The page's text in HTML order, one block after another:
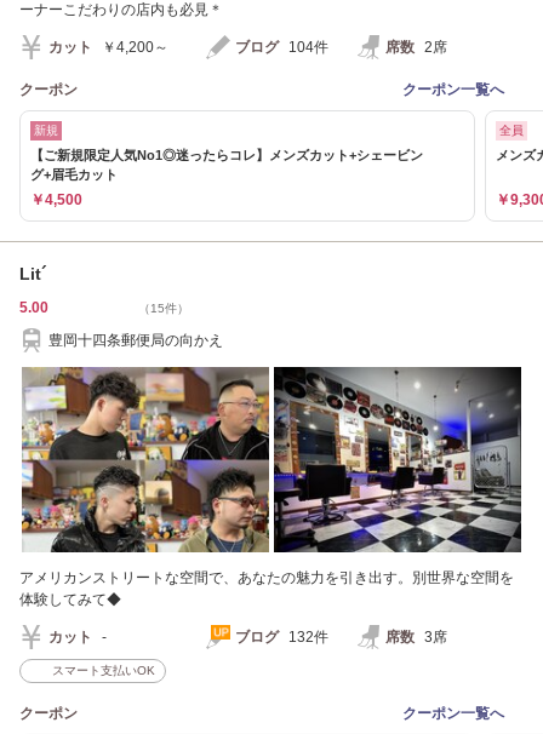
ーナーこだわりの店内も必見＊
カット ￥4,200～ ブログ 104件 席数 2席
クーポン クーポン一覧へ
新規
【ご新規限定人気No1◎迷ったらコレ】メンズカット+シェービン
グ+眉毛カット
￥4,500
全員
メンズ
￥
Lit´
5.00 （15件）
豊岡十四条郵便局の向かえ
アメリカンストリートな空間で、あなたの魅力を引き出す。別世界な空間を
体験してみて◆
カット - ブログ 132件 席数 3席
スマート支払いOK
クーポン クーポン一覧へ